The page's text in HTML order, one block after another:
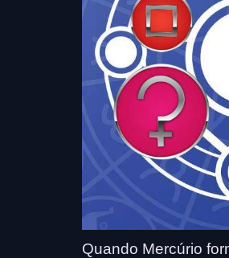
Quando Mercúrio